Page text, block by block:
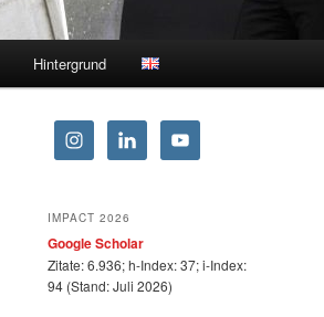
Hintergrund
IMPACT 2026
Google Scholar
Zitate: 6.936; h-Index: 37; i-Index:
94 (Stand: Juli 2026)